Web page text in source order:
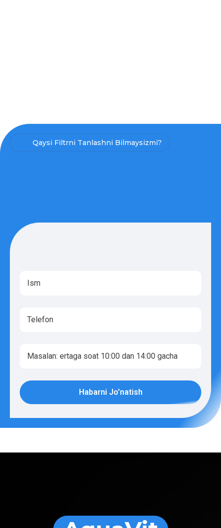
Qaysi Filtrni Tanlashni Bilmaysizmi?
Habarni Jo'natish